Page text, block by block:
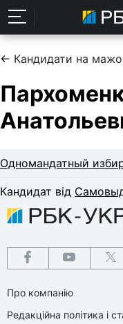
← Кандидати на
Одномандатный
Кандидат від
Про компанію
Редакційна політика і